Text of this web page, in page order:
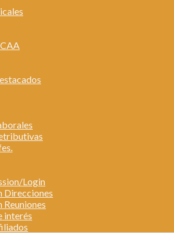
Login
Direcciones
Reuniones
interés